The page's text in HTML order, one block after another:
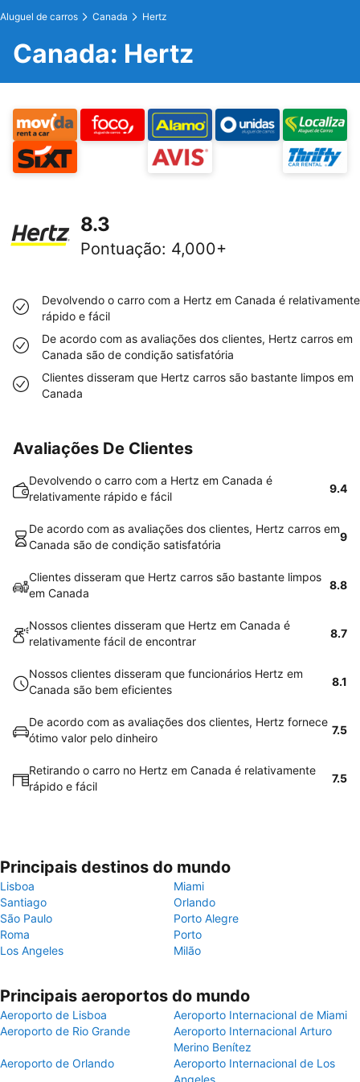
Aluguel de carros Canada Hertz
Canada: Hertz
8.3
Pontuação: 4,000+
Devolvendo o carro com a Hertz em Canada é relativamente
rápido e fácil
De acordo com as avaliações dos clientes, Hertz carros em
Canada são de condição satisfatória
Clientes disseram que Hertz carros são bastante limpos em
Canada
Avaliações De Clientes
Devolvendo o carro com a Hertz em Canada é
relativamente rápido e fácil
9.4
De acordo com as avaliações dos clientes, Hertz carros em
Canada são de condição satisfatória
9
Clientes disseram que Hertz carros são bastante limpos
em Canada
8.8
Nossos clientes disseram que Hertz em Canada é
relativamente fácil de encontrar
8.7
Nossos clientes disseram que funcionários Hertz em
Canada são bem eficientes
8.1
De acordo com as avaliações dos clientes, Hertz fornece
ótimo valor pelo dinheiro
7.5
Retirando o carro no Hertz em Canada é relativamente
rápido e fácil
7.5
Principais destinos do mundo
Lisboa
Miami
Santiago
Orlando
São Paulo
Porto Alegre
Roma
Porto
Los Angeles
Milão
Principais aeroportos do mundo
Aeroporto de Lisboa
Aeroporto Internacional de Miami
Aeroporto de Rio Grande
Aeroporto Internacional Arturo
Merino Benítez
Aeroporto de Orlando
Aeroporto Internacional de Los
Angeles